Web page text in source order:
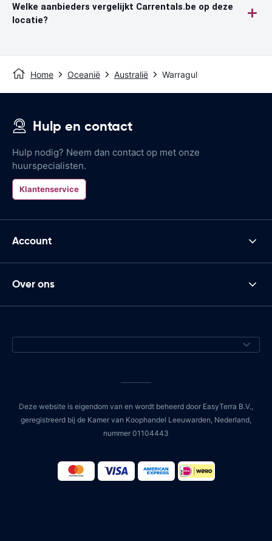
Welke aanbieders vergelijkt Carrentals.be op deze
locatie?
Home Oceanië Australië Warragul
Hulp en contact
Hulp nodig? Neem dan contact op met onze
huurspecialisten.
Klantenservice
Account
Over ons
Deze website is eigendom van en wordt beheerd door EasyTerra B.V.,
geregistreerd bij de Kamer van Koophandel Leeuwarden, Nederland,
nummer 01104443